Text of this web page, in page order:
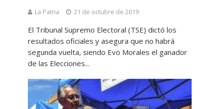
La Patria 21 de octubre de 2019
El Tribunal Supremo Electoral (TSE) dictó los
resultados oficiales y asegura que no habrá
segunda vuelta, siendo Evo Morales el ganador
de las Elecciones...